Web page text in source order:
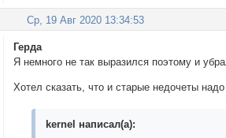
Ср, 19 Авг 2020 13:34:53
Герда
Я немного не так выразился поэтому и
Хотел сказать, что и старые недочеты
kernel написал(а):